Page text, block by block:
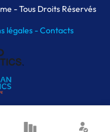
- Tous Droits Réservés
légales -Contacts